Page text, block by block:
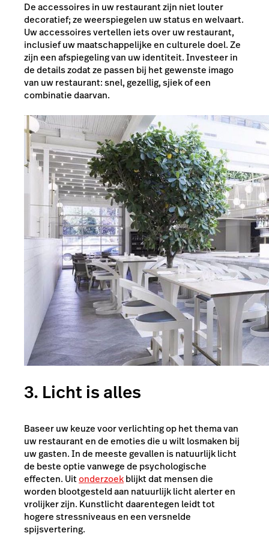
De accessoires in uw restaurant zijn niet louter
decoratief; ze weerspiegelen uw status en welvaart.
Uw accessoires vertellen iets over uw restaurant,
inclusief uw maatschappelijke en culturele doel. Ze
zijn een afspiegeling van uw identiteit. Investeer in
de details zodat ze passen bij het gewenste imago
van uw restaurant: snel, gezellig, sjiek of een
combinatie daarvan.
3. Licht is alles
Baseer uw keuze voor verlichting op het thema van
uw restaurant en de emoties die u wilt losmaken bij
uw gasten. In de meeste gevallen is natuurlijk licht
de beste optie vanwege de psychologische
effecten. Uitonderzoekblijkt dat mensen die
worden blootgesteld aan natuurlijk licht alerter en
vrolijker zijn. Kunstlicht daarentegen leidt tot
hogere stressniveaus en een versnelde
spijsvertering.